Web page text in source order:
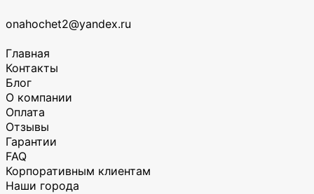
onahochet2@yandex.ru
Главная
Контакты
Блог
О компании
Оплата
Отзывы
Гарантии
FAQ
Корпоративным клиентам
Наши города